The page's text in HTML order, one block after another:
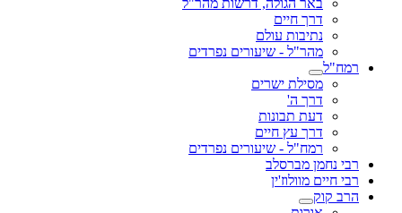
באר הגולה, דרשות מהר"ל
דרך חיים
נתיבות עולם
מהר"ל - שיעורים נפרדים
רמח"ל
מסילת ישרים
דרך ה'
דעת תבונות
דרך עץ חיים
רמח"ל - שיעורים נפרדים
רבי נחמן מברסלב
רבי חיים מוולוז'ין
הרב קוק